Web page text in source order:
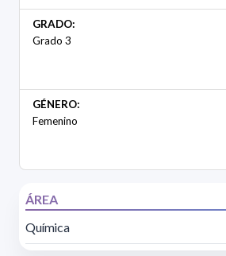
GRADO:
Grado 3
GÉNERO:
Femenino
ÁREA
Química